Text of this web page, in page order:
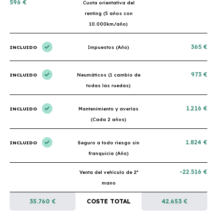
596 €
Cuota orientativa del
renting (5 años con
10.000km/año)
INCLUIDO Impuestos (Año) 365 €
INCLUIDO
Neumáticos (1 cambio de
todas las ruedas)
973 €
INCLUIDO
Mantenimiento y averías
(Cada 2 años)
1.216 €
INCLUIDO
Seguro a todo riesgo sin
franquicia (Año)
1.824 €
Venta del vehículo de 2ª
mano
-22.516 €
35.760 € COSTE TOTAL 42.653 €